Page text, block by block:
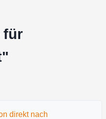
für
direkt nach